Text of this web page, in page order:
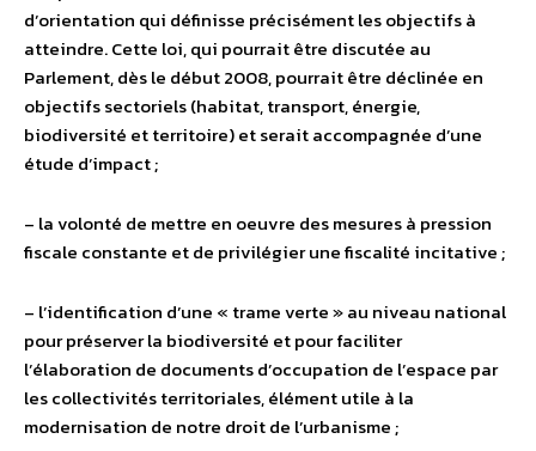
d’orientation qui définisse précisément les objectifs à
atteindre. Cette loi, qui pourrait être discutée au
Parlement, dès le début 2008, pourrait être déclinée en
objectifs sectoriels (habitat, transport, énergie,
biodiversité et territoire) et serait accompagnée d’une
étude d’impact ;
– la volonté de mettre en oeuvre des mesures à pression
fiscale constante et de privilégier une fiscalité incitative ;
– l’identification d’une « trame verte » au niveau national
pour préserver la biodiversité et pour faciliter
l’élaboration de documents d’occupation de l’espace par
les collectivités territoriales, élément utile à la
modernisation de notre droit de l’urbanisme ;